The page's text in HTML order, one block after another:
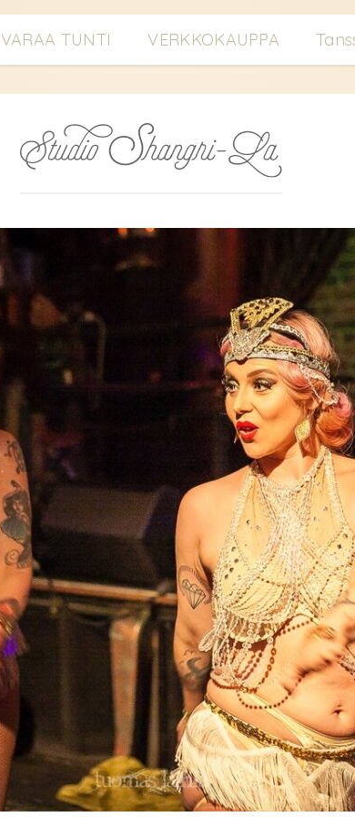
VARAA TUNTI VERKKOKAUPPA